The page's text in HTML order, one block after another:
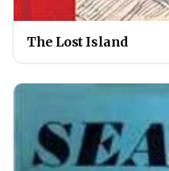
The Lost Island